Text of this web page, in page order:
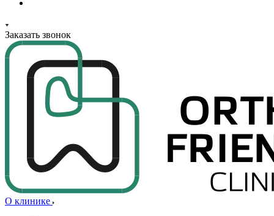
Заказать звонок
О клинике